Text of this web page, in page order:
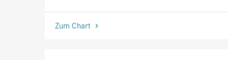
seit Beginn
Zum Chart